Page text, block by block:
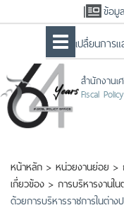
ข้อมู
เปลื่ยนการ
สำนักงานเ
Fiscal
หน้าหลัก > หน่วยงานย่อย >
เกี่ยวข้อง > การบริหารงานใน
ด้วยการบริหารราชการในต่า